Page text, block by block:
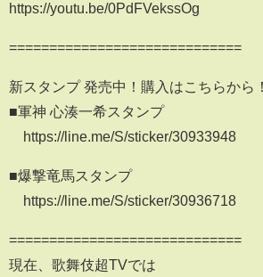
https://youtu.be/0PdFVekssOg
=============================
新スタンプ 発売中！購入はこちらから！
■軍神 心湊一希スタンプ
https://line.me/S/sticker/30933948
■爆撃竜馬スタンプ
https://line.me/S/sticker/30936718
=============================
現在、歌舞伎超TVでは